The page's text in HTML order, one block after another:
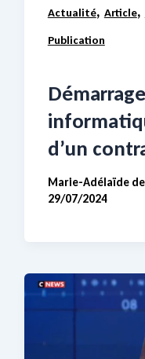
Actualité, Article,
Publication
d’un
Marie-Adélaïde
29/07/2024